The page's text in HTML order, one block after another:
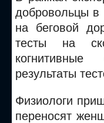
добровольцы в
на беговой
тесты на
когнитивные
результаты
Физиологи
переносят